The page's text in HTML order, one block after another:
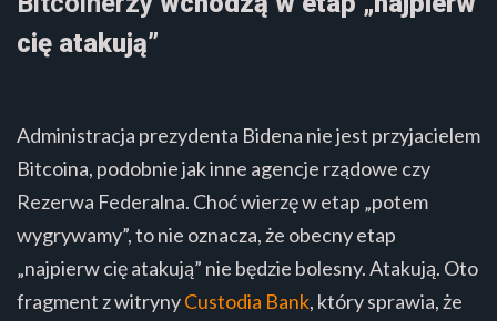
cię atakują”
Administracja prezydenta Bidena nie jest przyjacielem
Bitcoina, podobnie jak inne agencje rządowe czy
Rezerwa Federalna. Choć wierzę w etap „potem
wygrywamy”, to nie oznacza, że obecny etap
„najpierw cię atakują” nie będzie bolesny. Atakują. Oto
fragment z witrynyCustodia Bank, który sprawia, że